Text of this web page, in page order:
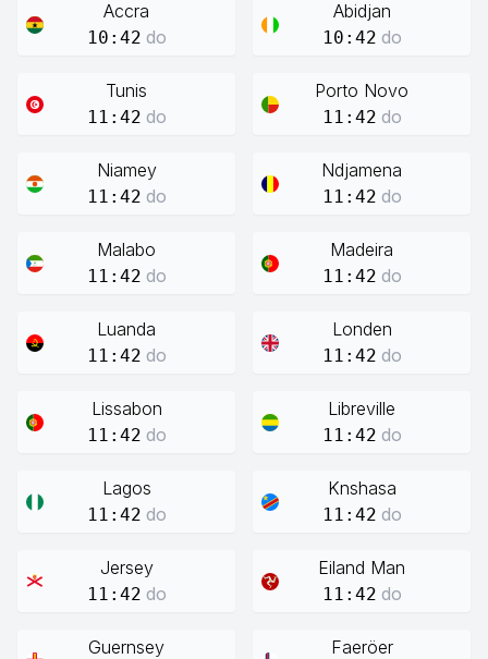
Accra
10:42 do
Abidjan
10:42 do
Tunis
11:42 do
Porto Novo
11:42 do
Niamey
11:42 do
Ndjamena
11:42 do
Malabo
11:42 do
Madeira
11:42 do
Luanda
11:42 do
Londen
11:42 do
Lissabon
11:42 do
Libreville
11:42 do
Lagos
11:42 do
Knshasa
11:42 do
Jersey
11:42 do
Eiland Man
11:42 do
Guernsey Faeröer